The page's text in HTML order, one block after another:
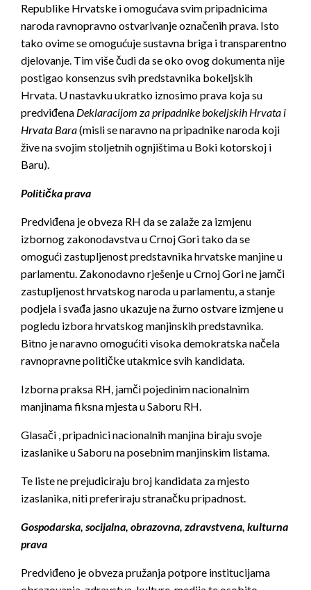
Republike Hrvatske i omogućava svim pripadnicima
naroda ravnopravno ostvarivanje označenih prava. Isto
tako ovime se omogućuje sustavna briga i transparentno
djelovanje. Tim više čudi da se oko ovog dokumenta nije
postigao konsenzus svih predstavnika bokeljskih
Hrvata. U nastavku ukratko iznosimo prava koja su
predviđena Deklaracijom za pripadnike bokeljskih Hrvata i
Hrvata Bara(misli se naravno na pripadnike naroda koji
žive na svojim stoljetnih ognjištima u Boki kotorskoj i
Baru).
Politička prava
Predviđena je obveza RH da se zalaže za izmjenu
izbornog zakonodavstva u Crnoj Gori tako da se
omogući zastupljenost predstavnika hrvatske manjine u
parlamentu. Zakonodavno rješenje u Crnoj Gori ne jamči
zastupljenost hrvatskog naroda u parlamentu, a stanje
podjela i svađa jasno ukazuje na žurno ostvare izmjene u
pogledu izbora hrvatskog manjinskih predstavnika.
Bitno je naravno omogućiti visoka demokratska načela
ravnopravne političke utakmice svih kandidata.
Izborna praksa RH, jamči pojedinim nacionalnim
manjinama fiksna mjesta u Saboru RH.
Glasači , pripadnici nacionalnih manjina biraju svoje
izaslanike u Saboru na posebnim manjinskim listama.
Te liste ne prejudiciraju broj kandidata za mjesto
izaslanika, niti preferiraju stranačku pripadnost.
Gospodarska, socijalna, obrazovna, zdravstvena, kulturna
prava
Predviđeno je obveza pružanja potpore institucijama